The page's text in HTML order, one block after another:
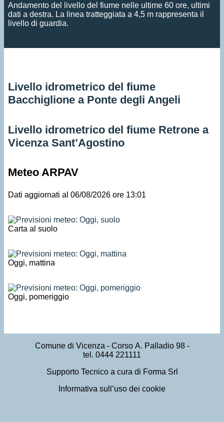
Andamento del livello del fiume nelle ultime 60 ore, ultimi
dati a destra. La linea tratteggiata a 4,5 m rappresenta il
livello di guardia.
Livello idrometrico del fiume
Bacchiglione a Ponte degli Angeli
Livello idrometrico del fiume Retrone a
Vicenza Sant’Agostino
Meteo ARPAV
Dati aggiornati al 06/08/2026 ore 13:01
Carta al suolo
Oggi, mattina
Oggi, pomeriggio
Comune di Vicenza - Corso A. Palladio 98 -
tel. 0444 221111
Supporto Tecnico a cura di Forma Srl
Informativa sull’uso dei cookie